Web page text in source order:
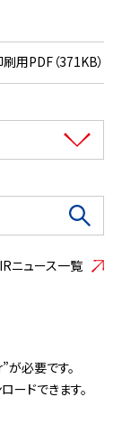
用PDF（371KB）
IRニュース一覧
必要です。
ドできます。